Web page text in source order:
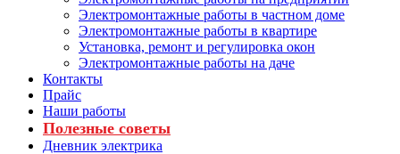
Электромонтажные работы в частном доме
Электромонтажные работы в квартире
Установка, ремонт и регулировка окон
Электромонтажные работы на даче
Контакты
Прайс
Наши работы
Полезные советы
Дневник электрика